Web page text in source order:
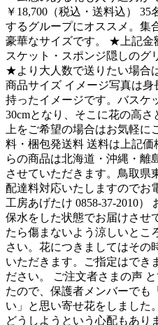
￥18,700（税込・送料込）
するグループにオススメ。集
豪華なサイズです。 ★上記金
スケット・スポンジ隠しのグ
★より大人数で送りたい場合
商品サイズ イメージ写真は身
持ったイメージです。バスケ
30cmとなり、そこに花の高
上をご希望の場合はお気軽に
料・梱包発送料 送料は上記
らの商品は北海道・沖縄・離
させていただきます。鳥取県
配達料対応いたしますのでお
工房あげたけ 0858-37-2010）
保水をした状態でお届けさせ
たら傷まないよう涼しいとこ
さい。花につきましてはその
いただきます。ご指定はでき
ださい。 ご注文者さまの声
たので、保護者メンバーでも
い」と思い寄せ花をしました
どうしようという心配もあり